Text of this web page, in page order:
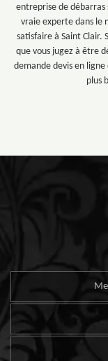
entreprise de débarras
vraie experte dans le
satisfaire à Saint Clair.
que vous jugez à être
demande devis en
plus